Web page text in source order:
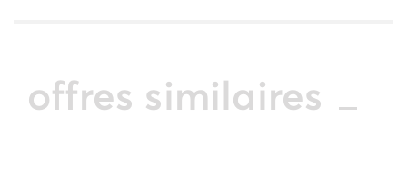
offres similaires